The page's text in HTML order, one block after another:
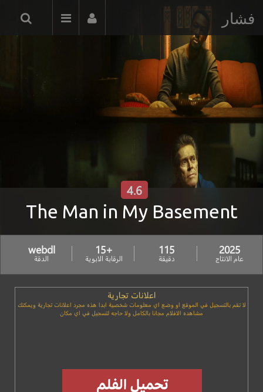
فشار
The Man in My Basement
4.6
2025
عام الانتاج
115
دقيقة
+15
الرقابة الابوية
webdl
الدقة
اعلانات تجارية
لا تقم بالتسجيل في الموقع او وضع اي معلومات شخصية ابدا هذه مجرد اعلانات تجارية ويمكنك
مشاهده الافلام مجانا بالكامل ولا حاجه لتسجيل في اي مكان